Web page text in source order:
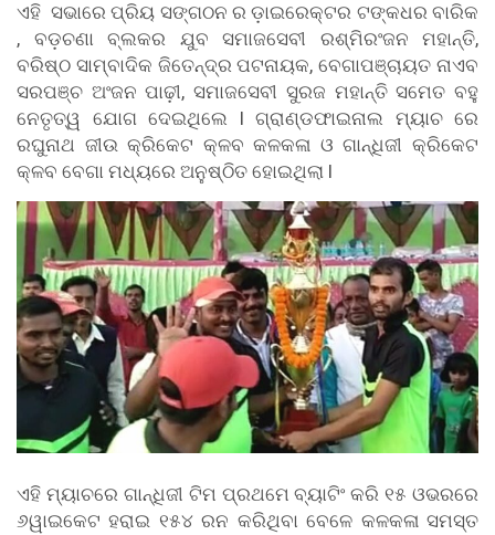
ଏହି ସଭାରେ ପ୍ରିୟ ସଙ୍ଗଠନ ର ଡ଼ାଇରେକ୍ଟର ଟଙ୍କଧର ବାରିକ
, ବଡ଼ଚଣା ବ୍ଲକର ଯୁବ ସମାଜସେବୀ ରଶ୍ମିରଂଜନ ମହାନ୍ତି,
ବରିଷ୍ଠ ସାମ୍ବାଦିକ ଜିତେନ୍ଦ୍ର ପଟନାୟକ, ବେଗାପଞ୍ଚାୟତ ନାଏବ
ସରପଞ୍ଚ ଅଂଜନ ପାଢ଼ୀ, ସମାଜସେବୀ ସୁରଜ ମହାନ୍ତି ସମେତ ବହୁ
ନେତୃତ୍ୱ ଯୋଗ ଦେଇଥିଲେ l ଗ୍ରାଣ୍ଡଫାଇନାଲ ମ୍ୟାଚ ରେ
ରଘୁନାଥ ଜୀଉ କ୍ରିକେଟ କ୍ଳବ କଳକଳା ଓ ଗାନ୍ଧିଜୀ କ୍ରିକେଟ
କ୍ଳବ ବେଗା ମଧ୍ୟରେ ଅନୁଷ୍ଠିତ ହୋଇଥିଲା l
ଏହି ମ୍ୟାଚରେ ଗାନ୍ଧିଜୀ ଟିମ ପ୍ରଥମେ ବ୍ୟାଟିଂ କରି ୧୫ ଓଭରରେ
୬ୱାଇକେଟ ହରାଇ ୧୫୪ ରନ କରିଥିବା ବେଳେ କଳକଳା ସମସ୍ତ